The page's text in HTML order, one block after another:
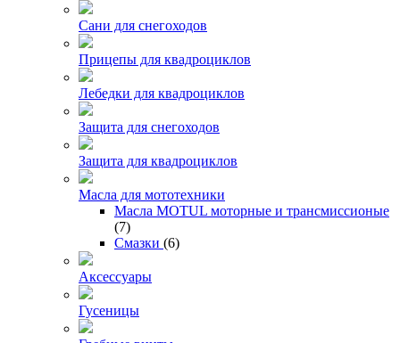
Сани для снегоходов
Прицепы для квадроциклов
Лебедки для квадроциклов
Защита для снегоходов
Защита для квадроциклов
Масла для мототехники
Масла MOTUL моторные и трансмиссионые
(7)
Смазки (6)
Аксессуары
Гусеницы